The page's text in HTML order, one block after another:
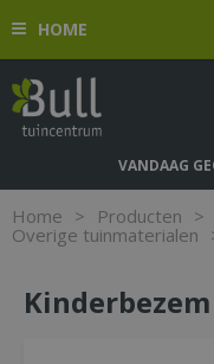
n
o
HOME
Home > Producten >
Overige tuinmaterialen
VANDAAG